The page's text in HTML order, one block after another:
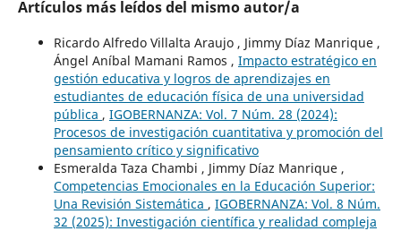
Artículos más leídos del mismo autor/a
Ricardo Alfredo Villalta Araujo , Jimmy Díaz Manrique ,
Ángel Aníbal Mamani Ramos , Impacto estratégico en
gestión educativa y logros de aprendizajes en
estudiantes de educación física de una universidad
pública , IGOBERNANZA: Vol. 7 Núm. 28 (2024):
Procesos de investigación cuantitativa y promoción del
pensamiento crítico y significativo
Esmeralda Taza Chambi , Jimmy Díaz Manrique ,
Competencias Emocionales en la Educación Superior:
Una Revisión Sistemática , IGOBERNANZA: Vol. 8 Núm.
32 (2025): Investigación científica y realidad compleja